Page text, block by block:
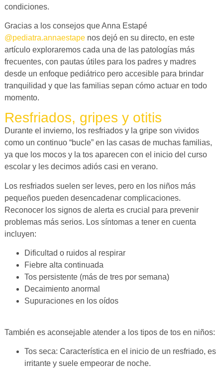
condiciones.
Gracias a los consejos que Anna Estapé
@pediatra.annaestapenos dejó en su directo, en este
artículo exploraremos cada una de las patologías más
frecuentes, con pautas útiles para los padres y madres
desde un enfoque pediátrico pero accesible para brindar
tranquilidad y que las familias sepan cómo actuar en todo
momento.
Resfriados, gripes y otitis
Durante el invierno, los resfriados y la gripe son vividos
como un continuo “bucle” en las casas de muchas familias,
ya que los mocos y la tos aparecen con el inicio del curso
escolar y les decimos adiós casi en verano.
Los resfriados suelen ser leves, pero en los niños más
pequeños pueden desencadenar complicaciones.
Reconocer los signos de alerta es crucial para prevenir
problemas más serios. Los síntomas a tener en cuenta
incluyen:
Dificultad o ruidos al respirar
Fiebre alta continuada
Tos persistente (más de tres por semana)
Decaimiento anormal
Supuraciones en los oídos
También es aconsejable atender a los tipos de tos en niños:
Tos seca: Característica en el inicio de un resfriado, es
irritante y suele empeorar de noche.